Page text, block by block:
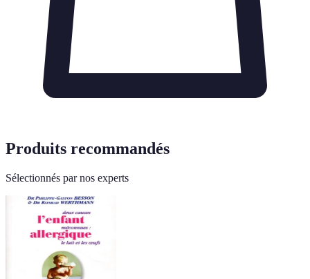
Produits recommandés
Sélectionnés par nos experts